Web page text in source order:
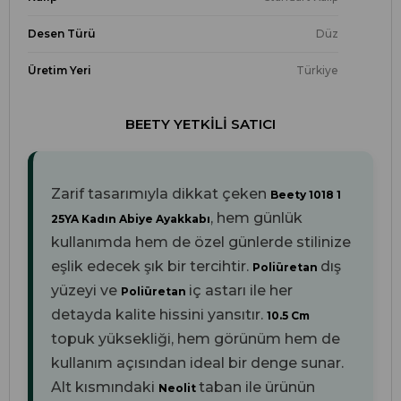
Desen Türü Düz
Üretim Yeri Türkiye
BEETY YETKILI SATICI
Zarif tasarımıyla dikkat çeken Beety 1018 1
25YA Kadın Abiye Ayakkabı, hem günlük
kullanımda hem de özel günlerde stilinize
eşlik edecek şık bir tercihtir. Poliüretan dış
yüzeyi ve Poliüretan iç astarı ile her
detayda kalite hissini yansıtır. 10.5 Cm
topuk yüksekliği, hem görünüm hem de
kullanım açısından ideal bir denge sunar.
Alt kısmındaki Neolit taban ile ürünün